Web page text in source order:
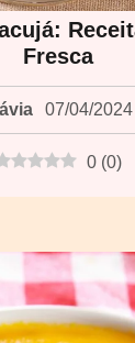
Fresca
07/04/2024
0 (0)